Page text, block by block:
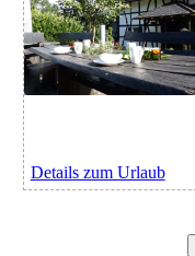
Details zum Urlaub